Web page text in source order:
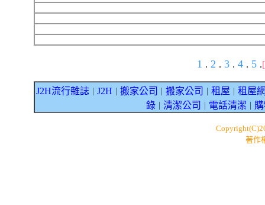
1 . 2 . 3 . 4 . 5 .
J2H流行雜誌 J2H 搬家公司 搬家公司 租屋
租屋
錄｜ 清潔公司 電話清潔
著作